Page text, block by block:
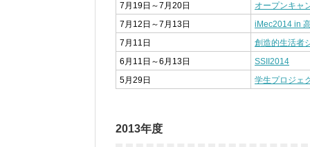
7月19日～7月20日
オープンキャ
7月12日～7月13日
iMec2014 in
7月11日
創造的生活者
6月11日～6月13日
SSII2014
5月29日
学生プロジェ
2013年度